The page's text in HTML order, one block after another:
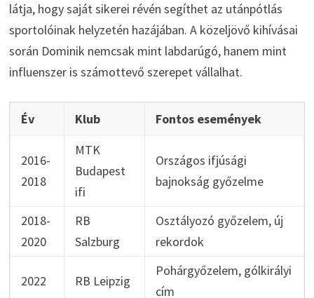
látja, hogy saját sikerei révén segíthet az utánpótlás
sportolóinak helyzetén hazájában. A közeljövő kihívásai
során Dominik nemcsak mint labdarúgó, hanem mint
influenszer is számottevő szerepet vállalhat.
Év Klub Fontos események
2016-
2018
MTK
Budapest
ifi
Országos ifjúsági
bajnokság győzelme
2018-
2020
RB
Salzburg
Osztályozó győzelem, új
rekordok
2022 RB Leipzig
Pohárgyőzelem, gólkirályi
cím